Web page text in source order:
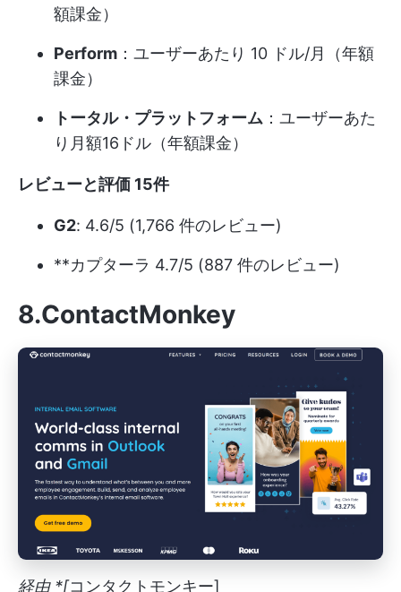
額課金）
Perform ：ユーザーあたり 10 ドル/月（年額
課金）
トータル・プラットフォーム ：ユーザーあた
り月額16ドル（年額課金）
レビューと評価 15件
G2: 4.6/5 (1,766 件のレビュー)
**カプターラ 4.7/5 (887 件のレビュー)
8.ContactMonkey
経由 *[コンタクトモンキー]